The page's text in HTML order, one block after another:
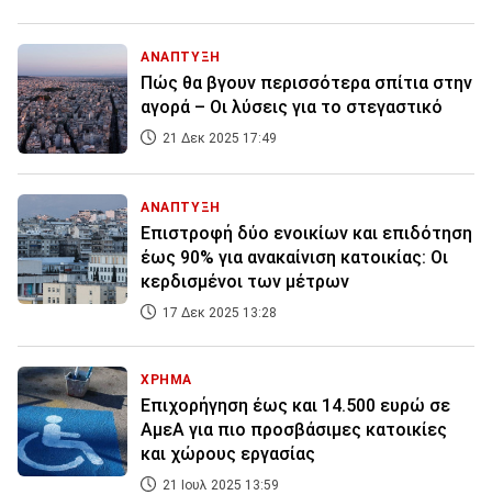
ΑΝΑΠΤΥΞΗ
Πώς θα βγουν περισσότερα σπίτια στην
αγορά – Οι λύσεις για το στεγαστικό
21 Δεκ 2025 17:49
ΑΝΑΠΤΥΞΗ
Επιστροφή δύο ενοικίων και επιδότηση
έως 90% για ανακαίνιση κατοικίας: Οι
κερδισμένοι των μέτρων
17 Δεκ 2025 13:28
ΧΡΗΜΑ
Επιχορήγηση έως και 14.500 ευρώ σε
ΑμεΑ για πιο προσβάσιμες κατοικίες
και χώρους εργασίας
21 Ιουλ 2025 13:59